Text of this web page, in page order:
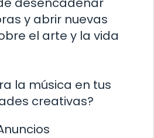
y abrir nuevas
el arte y la vida
la música en tus
creativas?